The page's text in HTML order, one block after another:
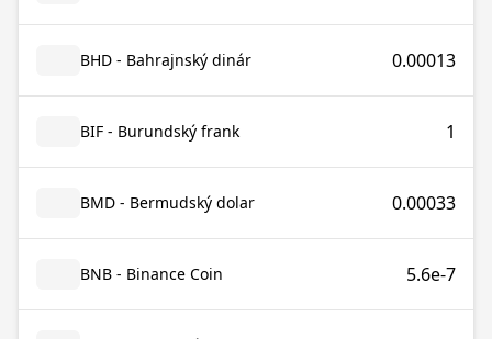
BHD - Bahrajnský dinár 0.00013
BIF - Burundský frank 1
BMD - Bermudský dolar 0.00033
BNB - Binance Coin 5.6e-7